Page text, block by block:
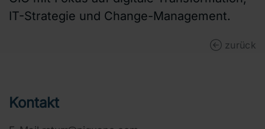
IT-Strategie und Change-Management.
zurück
Kontakt